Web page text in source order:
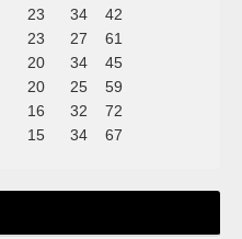
23 34
42
23 27
61
20 34
45
20 25
59
16 32
72
15 34 67